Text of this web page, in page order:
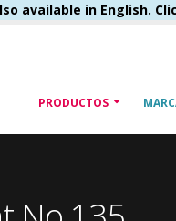
available in English.
PRODUCTOS